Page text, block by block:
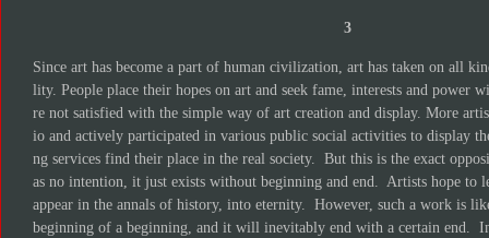
3
Since art has become a part of human civilization, art has taken on all
lity. People place their hopes on art and seek fame, interests and power
re not satisfied with the simple way of art creation and display. More
io and actively participated in various public social activities to display
ng services find their place in the real society. But this is the exact
as no intention, it just exists without beginning and end. Artists hope to
appear in the annals of history, into eternity. However, such a work is
beginning of a beginning, and it will inevitably end with a certain end.